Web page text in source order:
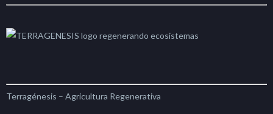
Terragénesis – Agricultura Regenerativa